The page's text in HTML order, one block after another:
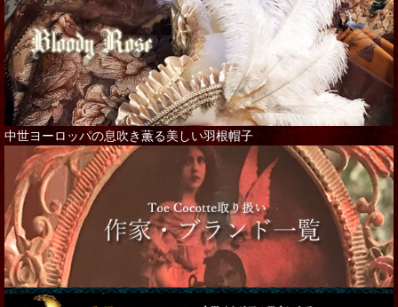
中世ヨーロッパの息吹き薫る美しい羽根帽子